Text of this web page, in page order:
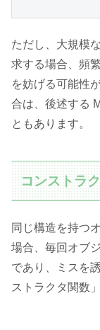
ただし、大規模
求する場合、頻
を妨げる可能性
合は、後述する
ともあります。
コンストラ
同じ構造を持つ
場合、毎回オブ
であり、ミスを
ストラクタ関数